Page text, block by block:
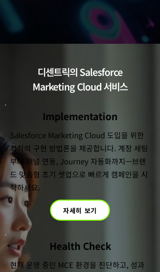
​디센트릭의 Salesforce
Marketing Cloud 서비스
Implementation
Salesforce Marketing Cloud 도입을 위한
최적의 구현 방법론을 제공합니다. 계정 세팅
부터 채널 연동, Journey 자동화까지—브랜
드 맞춤형 초기 셋업으로 빠르게 캠페인을 시
작하세요.
자세히 보기
Health Check
현재 운영 중인 MCE 환경을 진단하고, 성과